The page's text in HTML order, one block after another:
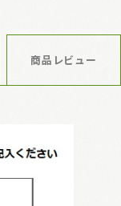
商品レビュー